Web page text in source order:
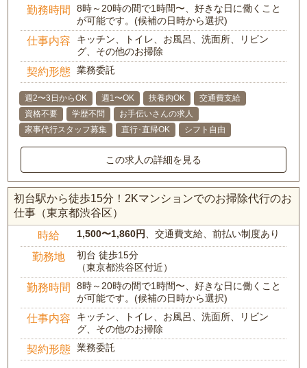
勤務時間
8時～20時の間で1時間〜、好きな日に働くこと
が可能です。(候補の日時から選択)
仕事内容
キッチン、トイレ、お風呂、洗面所、リビン
グ、その他のお掃除
契約形態 業務委託
週2〜3日からOK 週1〜OK 扶養内OK
交通費支給
資格不要
学歴不問
お手伝いさんの求人
家事代行スタッフ募集
直行･直帰OK シフト自由
この求人の詳細を見る
初台駅から徒歩15分！2Kマンションでのお掃除代行のお
仕事（東京都渋谷区）
時給 1,500〜1,860円 、交通費支給、前払い制度あり
勤務地
初台 徒歩15分
（東京都渋谷区付近）
勤務時間
8時～20時の間で1時間〜、好きな日に働くこと
が可能です。(候補の日時から選択)
仕事内容
キッチン、トイレ、お風呂、洗面所、リビン
グ、その他のお掃除
契約形態 業務委託